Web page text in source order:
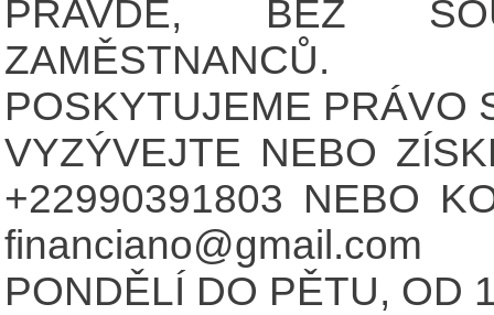
PRAVDĚ, BEZ
ZAMĚSTNANCŮ.
POSKYTUJEME PRÁVO
VYZÝVEJTE NEBO
+22990391803 NEBO
financiano@gmail.com
PONDĚLÍ DO PĚTU, OD